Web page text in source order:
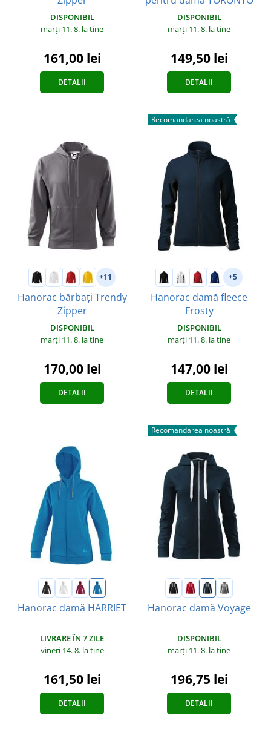
DISPONIBIL
marți 11. 8. la tine
161,00 lei
DETALII
DISPONIBIL
marți 11. 8. la tine
149,50 lei
DETALII
+11
Hanorac bărbați Trendy
Zipper
DISPONIBIL
marți 11. 8. la tine
170,00 lei
DETALII
Recomandarea noastră
+5
Hanorac damă fleece
Frosty
DISPONIBIL
marți 11. 8. la tine
147,00 lei
DETALII
Hanorac damă HARRIET
LIVRARE ÎN 7 ZILE
vineri 14. 8. la tine
161,50 lei
DETALII
Recomandarea noastră
Hanorac damă Voyage
DISPONIBIL
marți 11. 8. la tine
196,75 lei
DETALII